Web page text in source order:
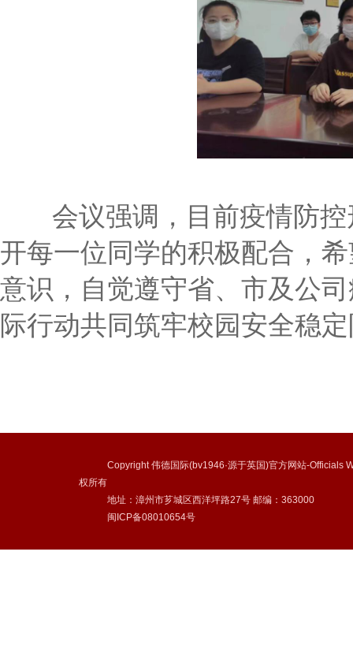
会议强调，目前疫情防控
开每一位同学的积极配合，
意识，自觉遵守省、市及公
际行动共同筑牢校园安全稳
Copyright 伟德国际(bv1946·源于英国)官方网站-Officials
权所有
地址：漳州市芗城区西洋坪路27号 邮编：363000
闽ICP备08010654号